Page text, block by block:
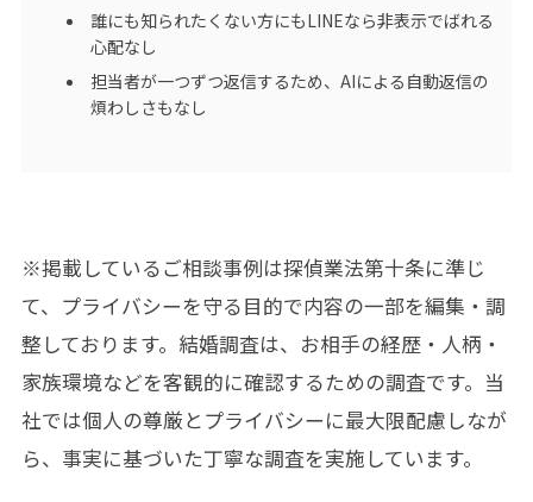
誰にも知られたくない方にもLINEなら非表示でばれる
心配なし
担当者が一つずつ返信するため、AIによる自動返信の
煩わしさもなし
※掲載しているご相談事例は探偵業法第十条に準じ
て、プライバシーを守る目的で内容の一部を編集・調
整しております。結婚調査は、お相手の経歴・人柄・
家族環境などを客観的に確認するための調査です。当
社では個人の尊厳とプライバシーに最大限配慮しなが
ら、事実に基づいた丁寧な調査を実施しています。